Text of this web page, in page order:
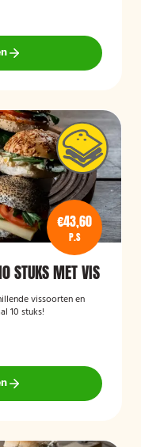
€43,60
P.S
STUKS MET VIS
vissoorten en
10 stuks!